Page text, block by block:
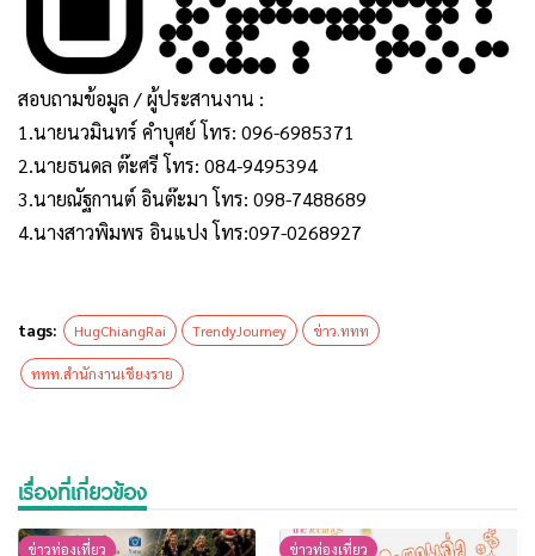
สอบถามข้อมูล / ผู้ประสานงาน :
1.นายนวมินทร์ คำบุศย์ โทร: 096-6985371
2.นายธนดล ต๊ะศรี โทร: 084-9495394
3.นายณัฐกานต์ อินต๊ะมา โทร: 098-7488689
4.นางสาวพิมพร อินแปง โทร:097-0268927
tags: HugChiangRai TrendyJourney ข่าว.ททท
ททท.สำนักงานเชียงราย
เรื่องที่เกี่ยวข้อง
ข่าวท่องเที่ยว ข่าวท่องเที่ยว